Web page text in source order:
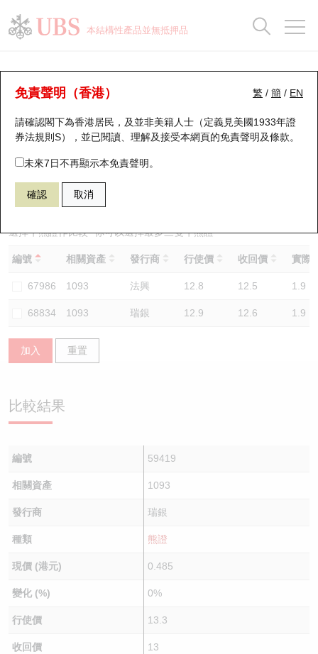
本結構性產品並無抵押品
繁 / 簡 / EN
免責聲明（香港）
請確認閣下為香港居民，及並非美籍人士（定義見美國1933年證
券法規則S），並已閱讀、理解及接受本網頁的免責聲明及條款。
未來7日不再顯示本免責聲明。
確認 取消
牛熊證分析儀
表現 街貨統計 比較
59419 瑞銀熊證 1093 石藥集團
選擇牛熊證作比較 *你可以選擇最多三隻牛熊證
編號 相關資產 發行商 行使價 收回價 實際
67986 1093 法興 12.8 12.5 1.9
68834 1093 瑞銀 12.9 12.6 1.9
加入 重置
比較結果
編號 59419
相關資產 1093
發行商 瑞銀
種類 熊證
現價 (港元) 0.485
變化 (%) 0%
行使價 13.3
收回價 13
瑞銀認股證一覽
新發行瑞銀認股證
即將到期認股證
認股證到期結算價查詢
認股證分析儀
認股證速算機
認股證/牛熊證日誌
認股證文件及公告 (瑞信)
街貨統計
比較
牛熊全景快搜
牛熊證搜尋
牛熊證街貨分佈圖
正股牛熊證列表
新發行瑞銀牛熊證
已收回牛熊證剩餘價值
牛熊證到期結算價查詢
牛熊證速算機
牛熊證文件及公告 (瑞信)
街貨統計
比較
十大升幅/跌幅
十大認股證成交分佈
十天股證佔大市成交
資金流
街貨統計
三十大平均引伸波幅
正股分析儀
二十大活躍股份
恒指成份股
國指成份股
科指成份股
相關資產沽空
中資ETFs溢價比較
即市板塊表現
收市競價變化
持股比重
顯示所有持股比重
每月輪證大市專題
輪證專欄
講座及教育短片
認股證投資者教育
牛熊證投資者教育
認股證牛熊證常問問題